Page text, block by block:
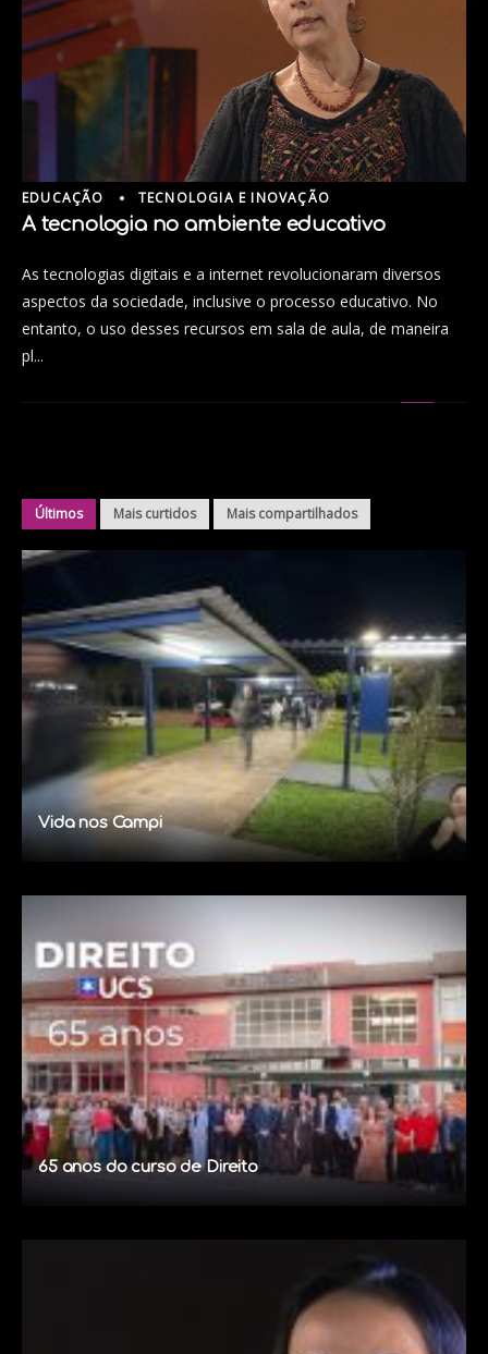
EDUCAÇÃO TECNOLOGIA E INOVAÇÃO
A tecnologia no ambiente educativo
As tecnologias digitais e a internet revolucionaram diversos
aspectos da sociedade, inclusive o processo educativo. No
entanto, o uso desses recursos em sala de aula, de maneira
pl...
Últimos Mais curtidos Mais compartilhados
Vida nos Campi
65 anos do curso de Direito